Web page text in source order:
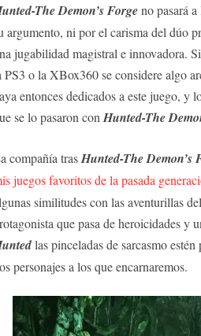
The Demon’s Forgeno pasará
argumento, ni por el carisma del dúo
jugabilidad magistral e innovadora.
PS3 o la XBox360 se considere algo
entonces dedicados a este juego, y
se lo pasaron con Hunted-The
compañía trasHunted-The Demon’s
juegos favoritos de la pasada
similitudes con las aventurillas
que pasa de heroicidades y
las pinceladas de sarcasmo
personajes a los que encarnaremos.